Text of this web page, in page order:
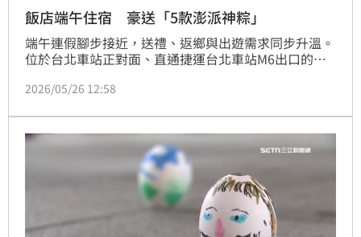
飯店端午住宿 豪送「5款澎派神粽」
端午連假腳步接近，送禮、返鄉與出遊需求同步升溫。
位於台北車站正對面、直通捷運台北車站M6出口的台
住房專案」，每晚3799元起，不僅入住就送價值1280
每晚最低3229元起，還加碼早餐、保冷袋與飲品券。
2026/05/26 12:58